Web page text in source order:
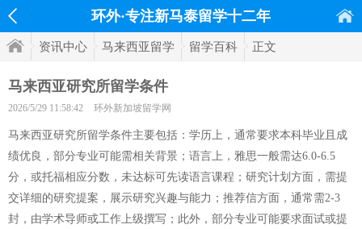
环外·专注新马泰留学十二年
资讯中心 马来西亚留学 留学百科 正文
马来西亚研究所留学条件
2026/5/29 11:58:42 环外新加坡留学网
马来西亚研究所留学条件主要包括：学历上，通常要求本科毕业且成
绩优良，部分专业可能需相关背景；语言上，雅思一般需达6.0-6.5
分，或托福相应分数，未达标可先读语言课程；研究计划方面，需提
交详细的研究提案，展示研究兴趣与能力；推荐信方面，通常需2-3
封，由学术导师或工作上级撰写；此外，部分专业可能要求面试或提